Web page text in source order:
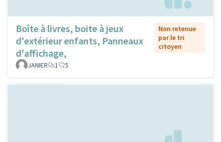
Boîte à livres, boite à jeux
d'extérieur enfants, Panneaux
d'affichage,
Non retenue
par le tri
citoyen
JANIER 1 5